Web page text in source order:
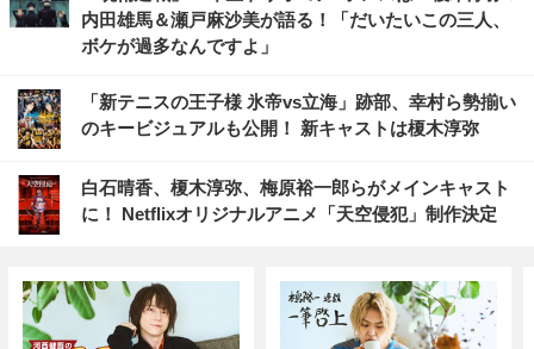
内田雄馬＆瀬戸麻沙美が語る！「だいたいこの三人、
ボケが過多なんですよ」
「新テニスの王子様 氷帝vs立海」跡部、幸村ら勢揃い
のキービジュアルも公開！ 新キャストは榎木淳弥
白石晴香、榎木淳弥、梅原裕一郎らがメインキャスト
に！ Netflixオリジナルアニメ「天空侵犯」制作決定